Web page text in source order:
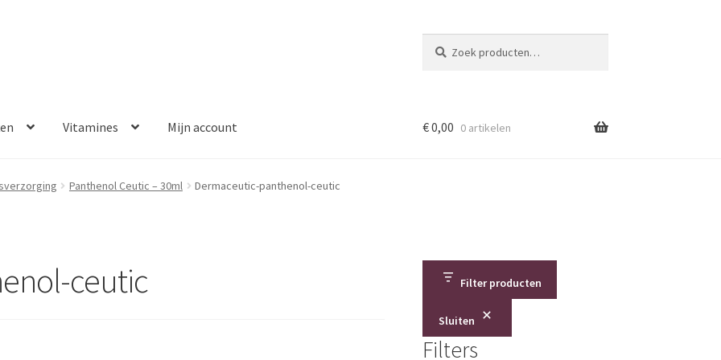
naar:
Vitamines Mijn account
Disclaimer Klantenservice My account Over ons
€0,00 0 artikelen
Panthenol Ceutic – 30ml Dermaceutic-panthenol-ceutic
ceutic Filter producten
Sluiten
Filters